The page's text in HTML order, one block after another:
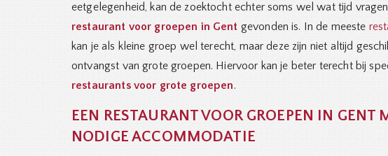
eetgelegenheid, kan de zoektocht echter soms wel wat tijd
restaurant voor groepen in Gent gevonden is. In de meeste
kan je als kleine groep wel terecht, maar deze zijn niet altijd
ontvangst van grote groepen. Hiervoor kan je beter terecht bij
restaurants voor grote groepen.
EEN RESTAURANT VOOR GROEPEN IN GENT
NODIGE ACCOMMODATIE